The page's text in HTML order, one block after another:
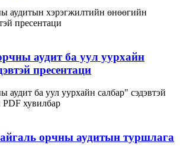
аудитын хэрэгжилтийн өнөөгийн
пресентаци
аудит ба уул уурхайн
пресентаци
аудит ба уул уурхайн салбар" сэдэвтэй
хувилбар
орчны аудитын туршлага